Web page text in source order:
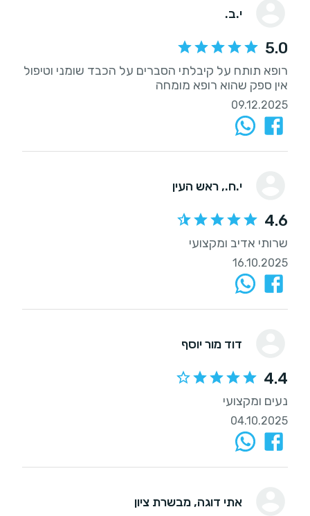
י.ב.
5.0
רופא תותח על קיבלתי הסברים על הכבד שומני וטיפול
אין ספק שהוא רופא מומחה
09.12.2025
י.ח., ראש העין
4.6
שרותי אדיב ומקצועי
16.10.2025
דוד מור יוסף
4.4
נעים ומקצועי
04.10.2025
אתי דוגה, מבשרת ציון